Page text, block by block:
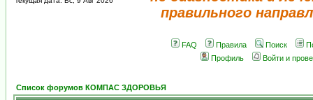
правильного
FAQ Правила Поиск
Профиль
Войти и
Список форумов КОМПАС ЗДОРОВЬЯ